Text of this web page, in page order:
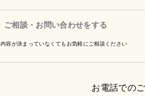
ご相談・お問い合わせをする
容が決まっていなくてもお気軽にご相談ください
お電話での